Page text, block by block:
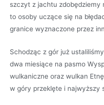
szczyt z jachtu zdobędziemy
to osoby uczące się na
granice wyznaczone przez
Schodząc z gór już
dwa miesiące na pasmo
wulkaniczne oraz wulkan
w góry przeklęte i najwyższy